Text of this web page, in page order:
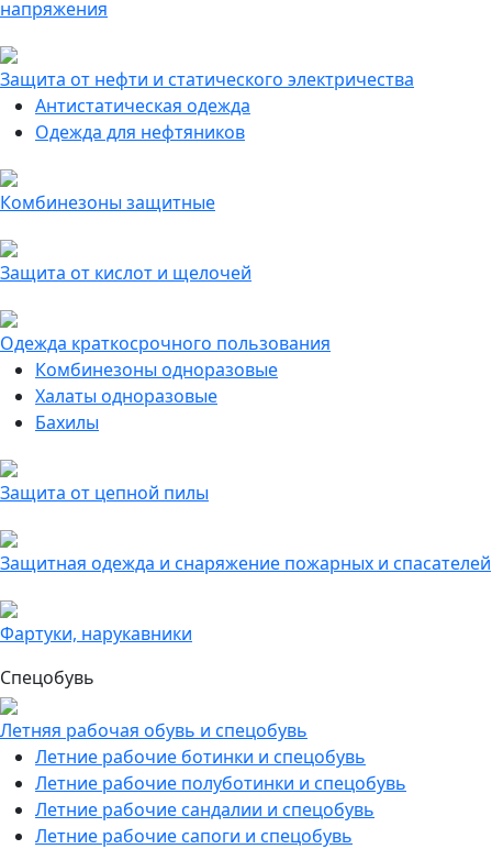
напряжения
Защита от нефти и статического электричества
Антистатическая одежда
Одежда для нефтяников
Комбинезоны защитные
Защита от кислот и щелочей
Одежда краткосрочного пользования
Комбинезоны одноразовые
Халаты одноразовые
Бахилы
Защита от цепной пилы
Защитная одежда и снаряжение пожарных и спасателей
Фартуки, нарукавники
Спецобувь
Летняя рабочая обувь и спецобувь
Летние рабочие ботинки и спецобувь
Летние рабочие полуботинки и спецобувь
Летние рабочие сандалии и спецобувь
Летние рабочие сапоги и спецобувь